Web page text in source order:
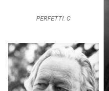
PERFETTI. C